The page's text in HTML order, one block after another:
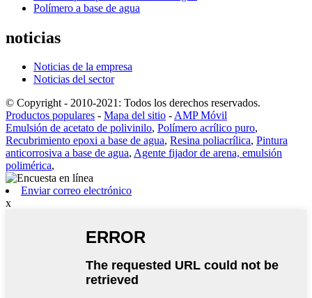
Polímero a base de agua
noticias
Noticias de la empresa
Noticias del sector
© Copyright - 2010-2021: Todos los derechos reservados.
Productos populares - Mapa del sitio -AMP Móvil
Emulsión de acetato de polivinilo, Polímero acrílico puro,
Recubrimiento epoxi a base de agua, Resina poliacrílica, Pintura
anticorrosiva a base de agua, Agente fijador de arena, emulsión
polimérica,
Enviar correo electrónico
x